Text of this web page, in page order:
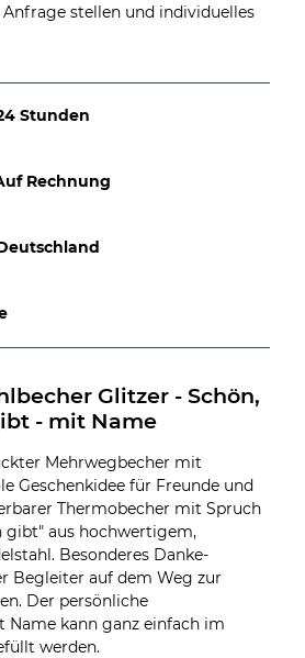
stellen und individuelles
Stunden
Rechnung
Glitzer - Schön,
- mit Name
Mehrwegbecher mit
Geschenkidee für Freunde und
Thermobecher mit Spruch
gibt" aus hochwertigem,
Besonderes Danke-
Begleiter auf dem Weg zur
Der persönliche
Name kann ganz einfach im
werden.